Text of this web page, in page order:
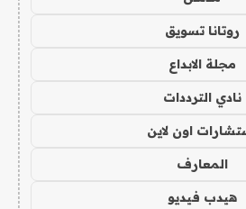
روتانا تسويق
مجلة الابداع
نادي الترددات
اون لاين
المعارف
هيدب فيديو